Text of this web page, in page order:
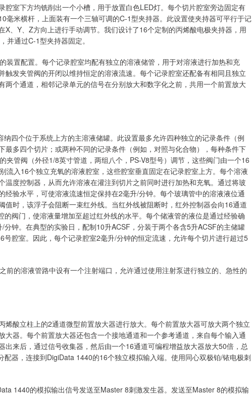
腔室下方均铣削出一个小槽，用于放置白色LED灯。每个切片腔室旁边固定有
毫米横杆，上面装有一个三轴可调的C-1型夹持器。此设置使夹持器可平行于记
、Y、Z方向上进行手动调节。我们设计了16个定制的丙烯酸电极夹持器，用
并通过C-1型夹持器固定。
装置配置。每个记录腔室均配有独立的溶液储管，用于对溶液进行加热和充
发夹管阀的开闭以维持恒定的溶液流速。每个记录腔室还配备有相同且独立
两个通道，相邻记录单元的信号在分别放大和数字化之前，共用一个前置放大
四个位于系统上方的主溶液储罐。此设置最多允许四种独立的记录条件（例
最多四个切片；或两种不同的记录条件（例如，对照与化合物），每种条件下
夹管阀（外径1/8英寸管道，两组八个，PS-V8型号）调节，这些阀门由一个16
流入16个独立充氧的溶液腔室，这些腔室垂直固定在记录腔室上方。每个溶液
温度控制器，从而允许溶液在灌注到切片之前同时进行加热和充氧。通过将玻
验水平，可使溶液流速恒定保持在2毫升/分钟。每个玻璃管中的溶液液位通
值时，该浮子会阻断一束红外线。当红外线被阻断时，红外控制器会向16通道
阀门，使溶液量增加至超过红外线的水平。每个储液管的液位是通过经验确
钟。在典型的实验日，配制10升ACSF，分装于两个各含5升ACSF的主储罐
腔室。因此，每个记录腔室2毫升/分钟的恒定流速，允许每个切片进行超过5
前的溶液管路中设有一个注射端口，允许通过使用注射泵进行独立的、急性的
烯酸立柱上的2通道微型前置放大器进行放大。每个前置放大器可放大两个独立
大器。每个前置放大器还包含一个接地通道和一个参考通道，来自每个输入通
出来后，通过信号收集器，然后由一个16通道可编程增益放大器放大50倍，总
器，连接到DigiData 1440的16个独立模拟输入端。使用同心双极铂/铱电极刺
1440的模拟输出信号发送至Master 8刺激发生器。发送至Master 8的模拟输